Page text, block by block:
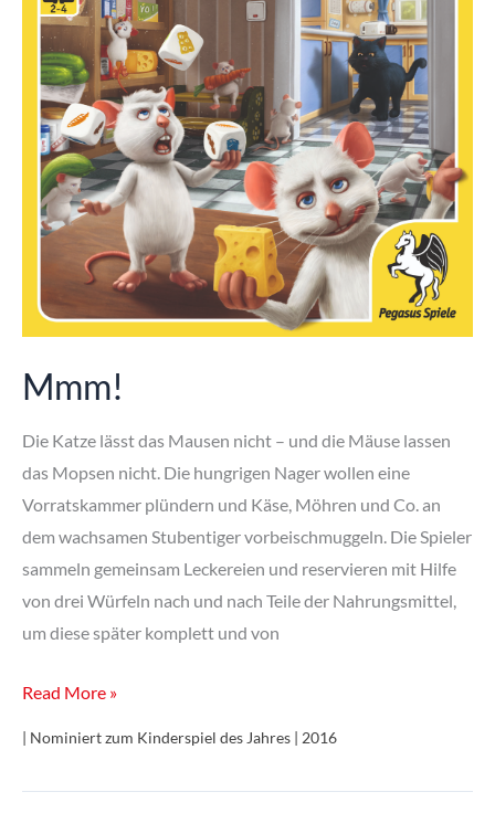
Mmm!
Die Katze lässt das Mausen nicht – und die Mäuse lassen
das Mopsen nicht. Die hungrigen Nager wollen eine
Vorratskammer plündern und Käse, Möhren und Co. an
dem wachsamen Stubentiger vorbeischmuggeln. Die Spieler
sammeln gemeinsam Leckereien und reservieren mit Hilfe
von drei Würfeln nach und nach Teile der Nahrungsmittel,
um diese später komplett und von
Mmm!
Read More »
| Nominiert zum Kinderspiel des Jahres | 2016